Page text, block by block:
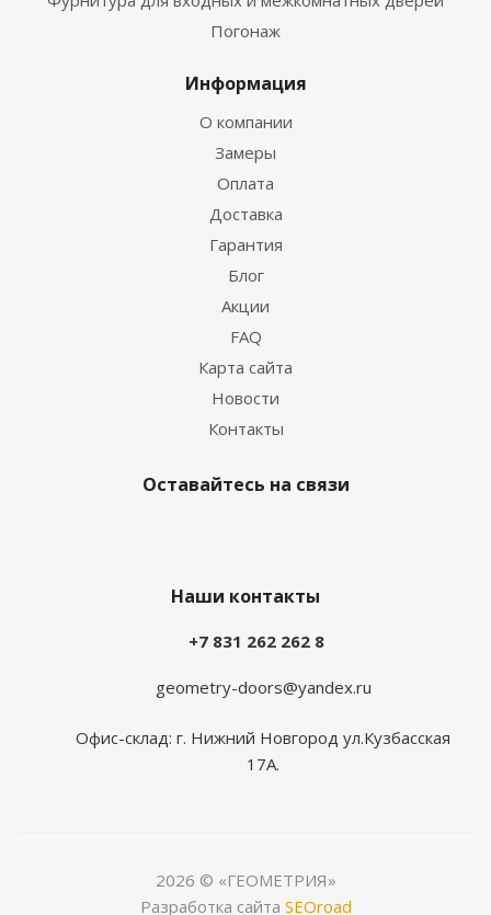
Погонаж
Информация
О компании
Замеры
Оплата
Доставка
Гарантия
Блог
Акции
FAQ
Карта сайта
Новости
Контакты
Оставайтесь на связи
Наши контакты
+7 831 262 262 8
geometry-doors@yandex.ru
Офис-склад: г. Нижний Новгород ул.Кузбасская
17А.
2026 © «ГЕОМЕТРИЯ»
Разработка сайта SEOroad